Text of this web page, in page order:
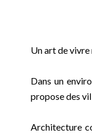
Un art de
Dans un
propose des
Architecture